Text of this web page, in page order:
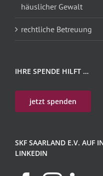
häuslicher Gewalt
rechtliche Betreuung
IHRE SPENDE HILFT …
jetzt spenden
SKF SAARLAND E.V. AUF
LINKEDIN